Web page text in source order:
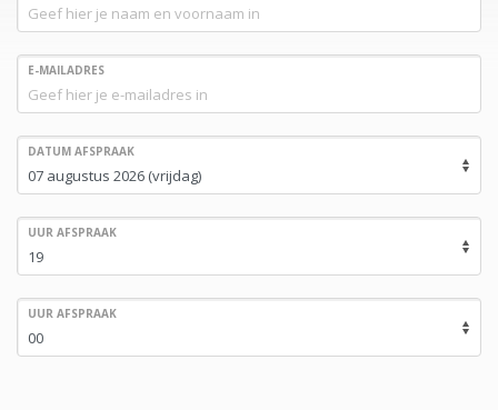
E-MAILADRES
DATUM AFSPRAAK
UUR AFSPRAAK
UUR AFSPRAAK